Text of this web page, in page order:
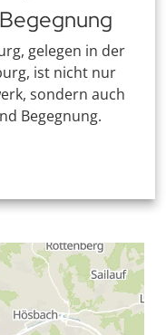
gelegen in der
ist nicht nur
sondern auch
Begegnung.